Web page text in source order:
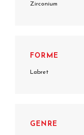
Zirconium
FORME
Labret
GENRE